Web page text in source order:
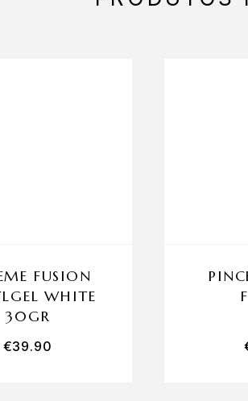
FUSION
WHITE
30GR
€39.90